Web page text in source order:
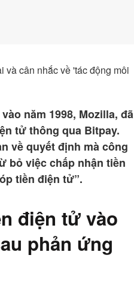
năm 1998, Mozilla, đã
tử thông qua Bitpay.
về quyết định mà công
bỏ việc chấp nhận tiền
tiền điện tử”.
điện tử vào
phản ứng